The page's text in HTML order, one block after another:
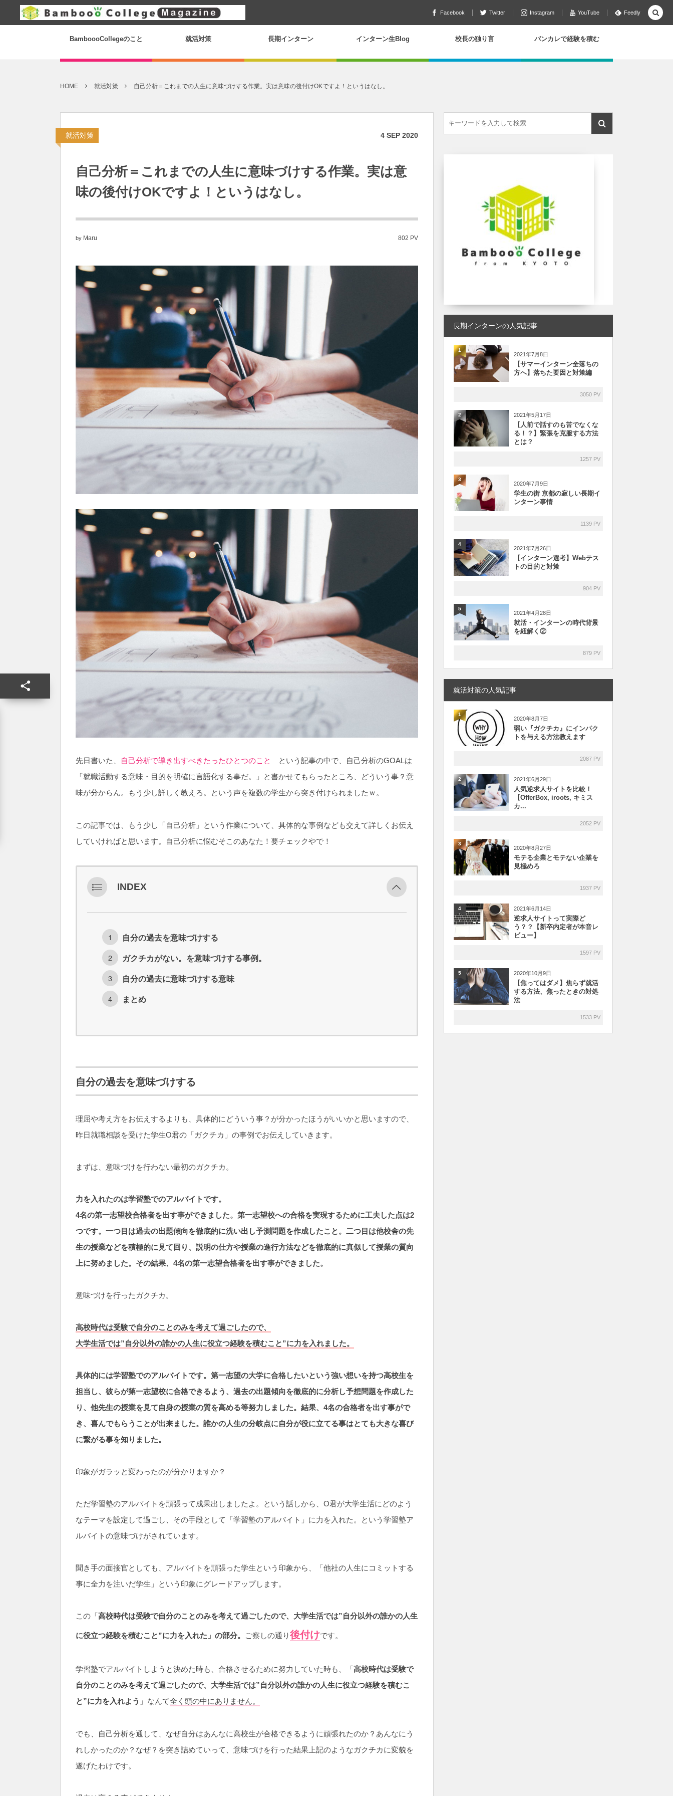
Facebook Twitter Instagram YouTube Feedly
BamboooCollegeのこと 就活対策 長期インターン インターン生Blog 校長の独り言 バンカレで経験を積む
HOME 就活対策 自己分析＝これまでの人生に意味づけする作業。実は意味の後付けOKですよ！というはなし。
就活対策 4 SEP 2020
自己分析＝これまでの人生に意味づけする作業。実は意
味の後付けOKですよ！というはなし。
by Maru 802 PV
先日書いた、 自己分析で導き出すべきたったひとつのこと
という記事の中で、自己分析のGOALは
「就職活動する意味・目的を明確に言語化する事だ。」と書かせてもらったところ、どういう事？意
味が分からん。もう少し詳しく教えろ。という声を複数の学生から突き付けられましたｗ。
この記事では、もう少し「自己分析」という作業について、具体的な事例なども交えて詳しくお伝え
していければと思います。自己分析に悩むそこのあなた！要チェックやで！
INDEX
自分の過去を意味づけする
ガクチカがない。を意味づけする事例。
自分の過去に意味づけする意味
まとめ
自分の過去を意味づけする
理屈や考え方をお伝えするよりも、具体的にどういう事？が分かったほうがいいかと思いますので、
昨日就職相談を受けた学生O君の「ガクチカ」の事例でお伝えしていきます。
まずは、意味づけを行わない最初のガクチカ。
力を入れたのは学習塾でのアルバイトです。
4名の第一志望校合格者を出す事ができました。第一志望校への合格を実現するために工夫した点は2
つです。一つ目は過去の出題傾向を徹底的に洗い出し予測問題を作成したこと。二つ目は他校舎の先
生の授業などを積極的に見て回り、説明の仕方や授業の進行方法などを徹底的に真似して授業の質向
上に努めました。その結果、4名の第一志望合格者を出す事ができました。
意味づけを行ったガクチカ。
高校時代は受験で自分のことのみを考えて過ごしたので、
大学生活では”自分以外の誰かの人生に役立つ経験を積むこと”に力を入れました。
具体的には学習塾でのアルバイトです。第一志望の大学に合格したいという強い想いを持つ高校生を
担当し、彼らが第一志望校に合格できるよう、過去の出題傾向を徹底的に分析し予想問題を作成した
り、他先生の授業を見て自身の授業の質を高める等努力しました。結果、4名の合格者を出す事がで
き、喜んでもらうことが出来ました。誰かの人生の分岐点に自分が役に立てる事はとても大きな喜び
に繋がる事を知りました。
印象がガラッと変わったのが分かりますか？
ただ学習塾のアルバイトを頑張って成果出しましたよ。という話しから、O君が大学生活にどのよう
なテーマを設定して過ごし、その手段として「学習塾のアルバイト」に力を入れた。という学習塾ア
ルバイトの意味づけがされています。
聞き手の面接官としても、アルバイトを頑張った学生という印象から、「他社の人生にコミットする
事に全力を注いだ学生」という印象にグレードアップします。
この「高校時代は受験で自分のことのみを考えて過ごしたので、大学生活では”自分以外の誰かの人生
に役立つ経験を積むこと”に力を入れた」の部分。 ご察しの通り後付けです。
学習塾でアルバイトしようと決めた時も、合格させるために努力していた時も、「 高校時代は受験で
自分のことのみを考えて過ごしたので、大学生活では”自分以外の誰かの人生に役立つ経験を積むこ
と”に力を入れよう」 なんて全く頭の中にありません。
でも、自己分析を通して、なぜ自分はあんなに高校生が合格できるように頑張れたのか？あんなにう
れしかったのか？なぜ？を突き詰めていって、意味づけを行った結果上記のようなガクチカに変貌を
遂げたわけです。
長期インターンの人気記事
1
2021年7月8日
【サマーインターン全落ちの
方へ】落ちた要因と対策編
3050 PV
2 2021年5月17日
【人前で話すのも苦でなくな
る！？】緊張を克服する方法
とは？
1257 PV
3
2020年7月9日
学生の街 京都の寂しい長期イ
ンターン事情
1139 PV
4
2021年7月26日
【インターン選考】Webテス
トの目的と対策
904 PV
5
2021年4月28日
就活・インターンの時代背景
を紐解く②
879 PV
就活対策の人気記事
1
2020年8月7日
弱い『ガクチカ』にインパク
トを与える方法教えます
2087 PV
2 2021年6月29日
人気逆求人サイトを比較！
【OfferBox, iroots, キミス
カ...
2052 PV
3
2020年8月27日
モテる企業とモテない企業を
見極めろ
1937 PV
4 2021年6月14日
逆求人サイトって実際ど
う？？【新卒内定者が本音レ
ビュー】
1597 PV
5 2020年10月9日
【焦ってはダメ】焦らず就活
する方法、焦ったときの対処
法
1533 PV